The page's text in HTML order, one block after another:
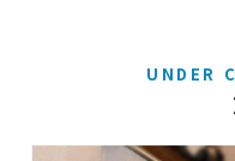
UNDER